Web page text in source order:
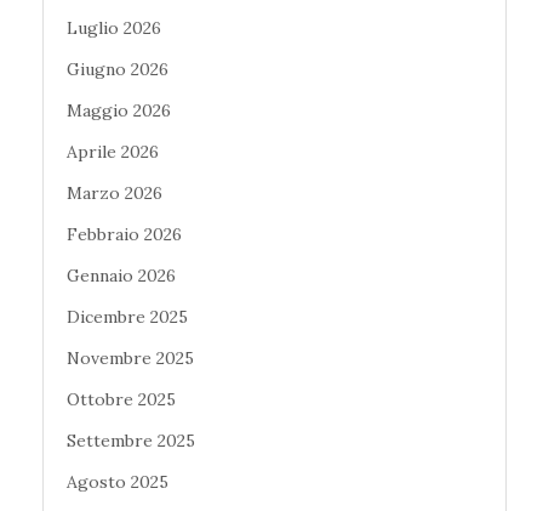
Luglio 2026
Giugno 2026
Maggio 2026
Aprile 2026
Marzo 2026
Febbraio 2026
Gennaio 2026
Dicembre 2025
Novembre 2025
Ottobre 2025
Settembre 2025
Agosto 2025